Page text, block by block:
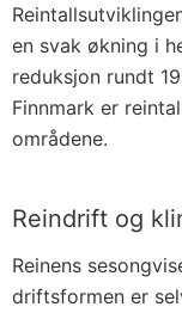
en svak økning i
reduksjon rundt
Finnmark er
områdene.
Reindrift og
Reinens
driftsformen er